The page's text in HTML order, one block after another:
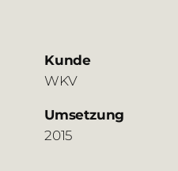
Kunde
WKV
Umsetzung
2015